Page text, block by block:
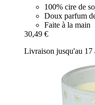
100% cire de
Doux parfum
Faite à la main
30,49 €
Livraison jusqu'au 17